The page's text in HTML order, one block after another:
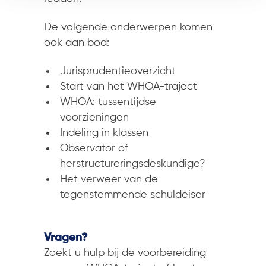
De volgende onderwerpen komen
ook aan bod:
Jurisprudentieoverzicht
Start van het WHOA-traject
WHOA: tussentijdse
voorzieningen
Indeling in klassen
Observator of
herstructureringsdeskundige?
Het verweer van de
tegenstemmende schuldeiser
Vragen?
Zoekt u hulp bij de voorbereiding